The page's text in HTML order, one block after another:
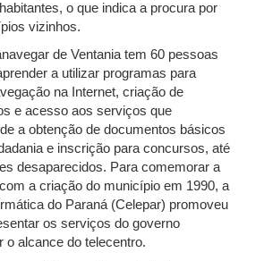
o que indica a procura por
vizinhos.
de Ventania tem 60 pessoas
a utilizar programas para
na Internet, criação de
e acesso aos serviços que
a obtenção de documentos básicos
e inscrição para concursos, até
desaparecidos. Para comemorar a
a criação do município em 1990, a
do Paraná (Celepar) promoveu
os serviços do governo
o alcance do telecentro.